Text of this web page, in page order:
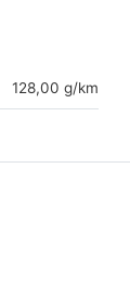
128,00 g/km